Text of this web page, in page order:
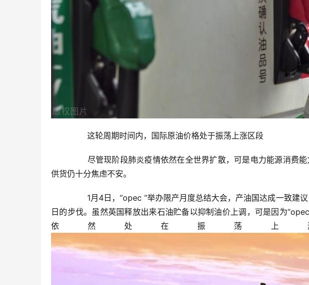
	  这轮周期时间内，国际原油价格处于振荡上涨区段
供货仍十分焦虑不安。
日的步伐。虽然英国释放出来石油贮备以抑制油价上调，可是因为
依然处在振荡上